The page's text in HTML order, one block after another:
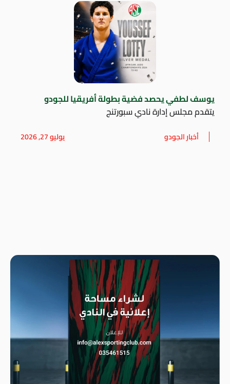
يوسف لطفي يحصد فضية بطولة أفريقيا للجودو
يتقدم مجلس إدارة نادي سبورتنج
أخبار الجودو يوليو 27, 2026